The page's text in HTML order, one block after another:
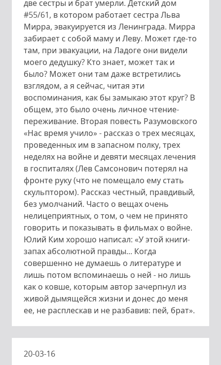
две сестры и брат умерли. Детский дом
#55/61, в котором работает сестра Льва
Мирра, эвакуируется из Ленинграда. Мирра
забирает с собой маму и Леву. Может где-то
там, при эвакуации, на Ладоге они видели
моего дедушку? Кто знает, может так и
было? Может они там даже встретились
взглядом, а я сейчас, читая эти
воспоминания, как бы замыкаю этот круг? В
общем, это было очень личное чтение-
переживание. Вторая повесть Разумовского
«Нас время учило» - рассказ о трех месяцах,
проведенных им в запасном полку, трех
неделях на войне и девяти месяцах лечения
в госпиталях (Лев Самсонович потерял на
фронте руку (что не помещало ему стать
скульптором). Рассказ честный, правдивый,
без умолчаний. Часто о вещах очень
нелицеприятных, о том, о чем не принято
говорить и показывать в фильмах о войне.
Юлий Ким хорошо написал: «У этой книги-
запах абсолютной правды... Когда
совершенно не думаешь о литературе и
лишь потом вспоминаешь о ней - но лишь
как о ковше, которым автор зачерпнул из
живой дымящейся жизни и донес до меня
ее, не расплескав и не разбавив: пей, брат».
20-03-16